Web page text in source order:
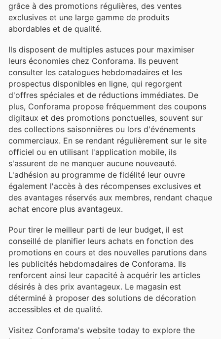
grâce à des promotions régulières, des ventes
exclusives et une large gamme de produits
abordables et de qualité.
Ils disposent de multiples astuces pour maximiser
leurs économies chez Conforama. Ils peuvent
consulter les catalogues hebdomadaires et les
prospectus disponibles en ligne, qui regorgent
d'offres spéciales et de réductions immédiates. De
plus, Conforama propose fréquemment des coupons
digitaux et des promotions ponctuelles, souvent sur
des collections saisonnières ou lors d'événements
commerciaux. En se rendant régulièrement sur le site
officiel ou en utilisant l'application mobile, ils
s'assurent de ne manquer aucune nouveauté.
L'adhésion au programme de fidélité leur ouvre
également l'accès à des récompenses exclusives et
des avantages réservés aux membres, rendant chaque
achat encore plus avantageux.
Pour tirer le meilleur parti de leur budget, il est
conseillé de planifier leurs achats en fonction des
promotions en cours et des nouvelles parutions dans
les publicités hebdomadaires de Conforama. Ils
renforcent ainsi leur capacité à acquérir les articles
désirés à des prix avantageux. Le magasin est
déterminé à proposer des solutions de décoration
accessibles et de qualité.
Visitez Conforama's website today to explore the